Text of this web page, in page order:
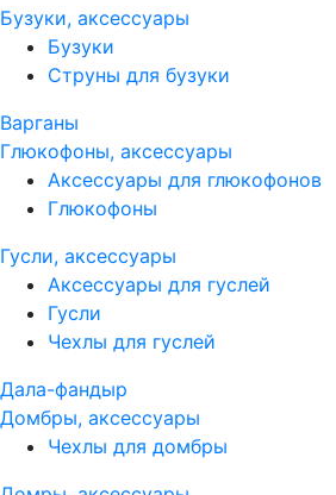
Бузуки, аксессуары
Бузуки
Струны для бузуки
Варганы
Глюкофоны, аксессуары
Аксессуары для глюкофонов
Глюкофоны
Гусли, аксессуары
Аксессуары для гуслей
Гусли
Чехлы для гуслей
Дала-фандыр
Домбры, аксессуары
Чехлы для домбры